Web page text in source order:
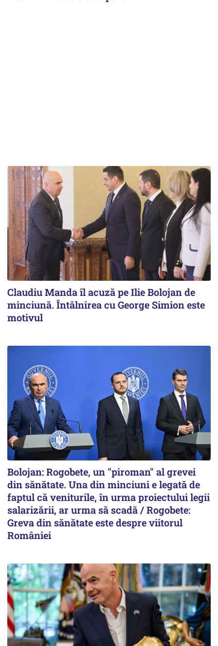
Claudiu Manda îl acuză pe Ilie Bolojan de
minciună. Întâlnirea cu George Simion este
motivul
Bolojan: Rogobete, un "piroman" al grevei
din sănătate. Una din minciuni e legată de
faptul că veniturile, în urma proiectului legii
salarizării, ar urma să scadă / Rogobete:
Greva din sănătate este despre viitorul
României